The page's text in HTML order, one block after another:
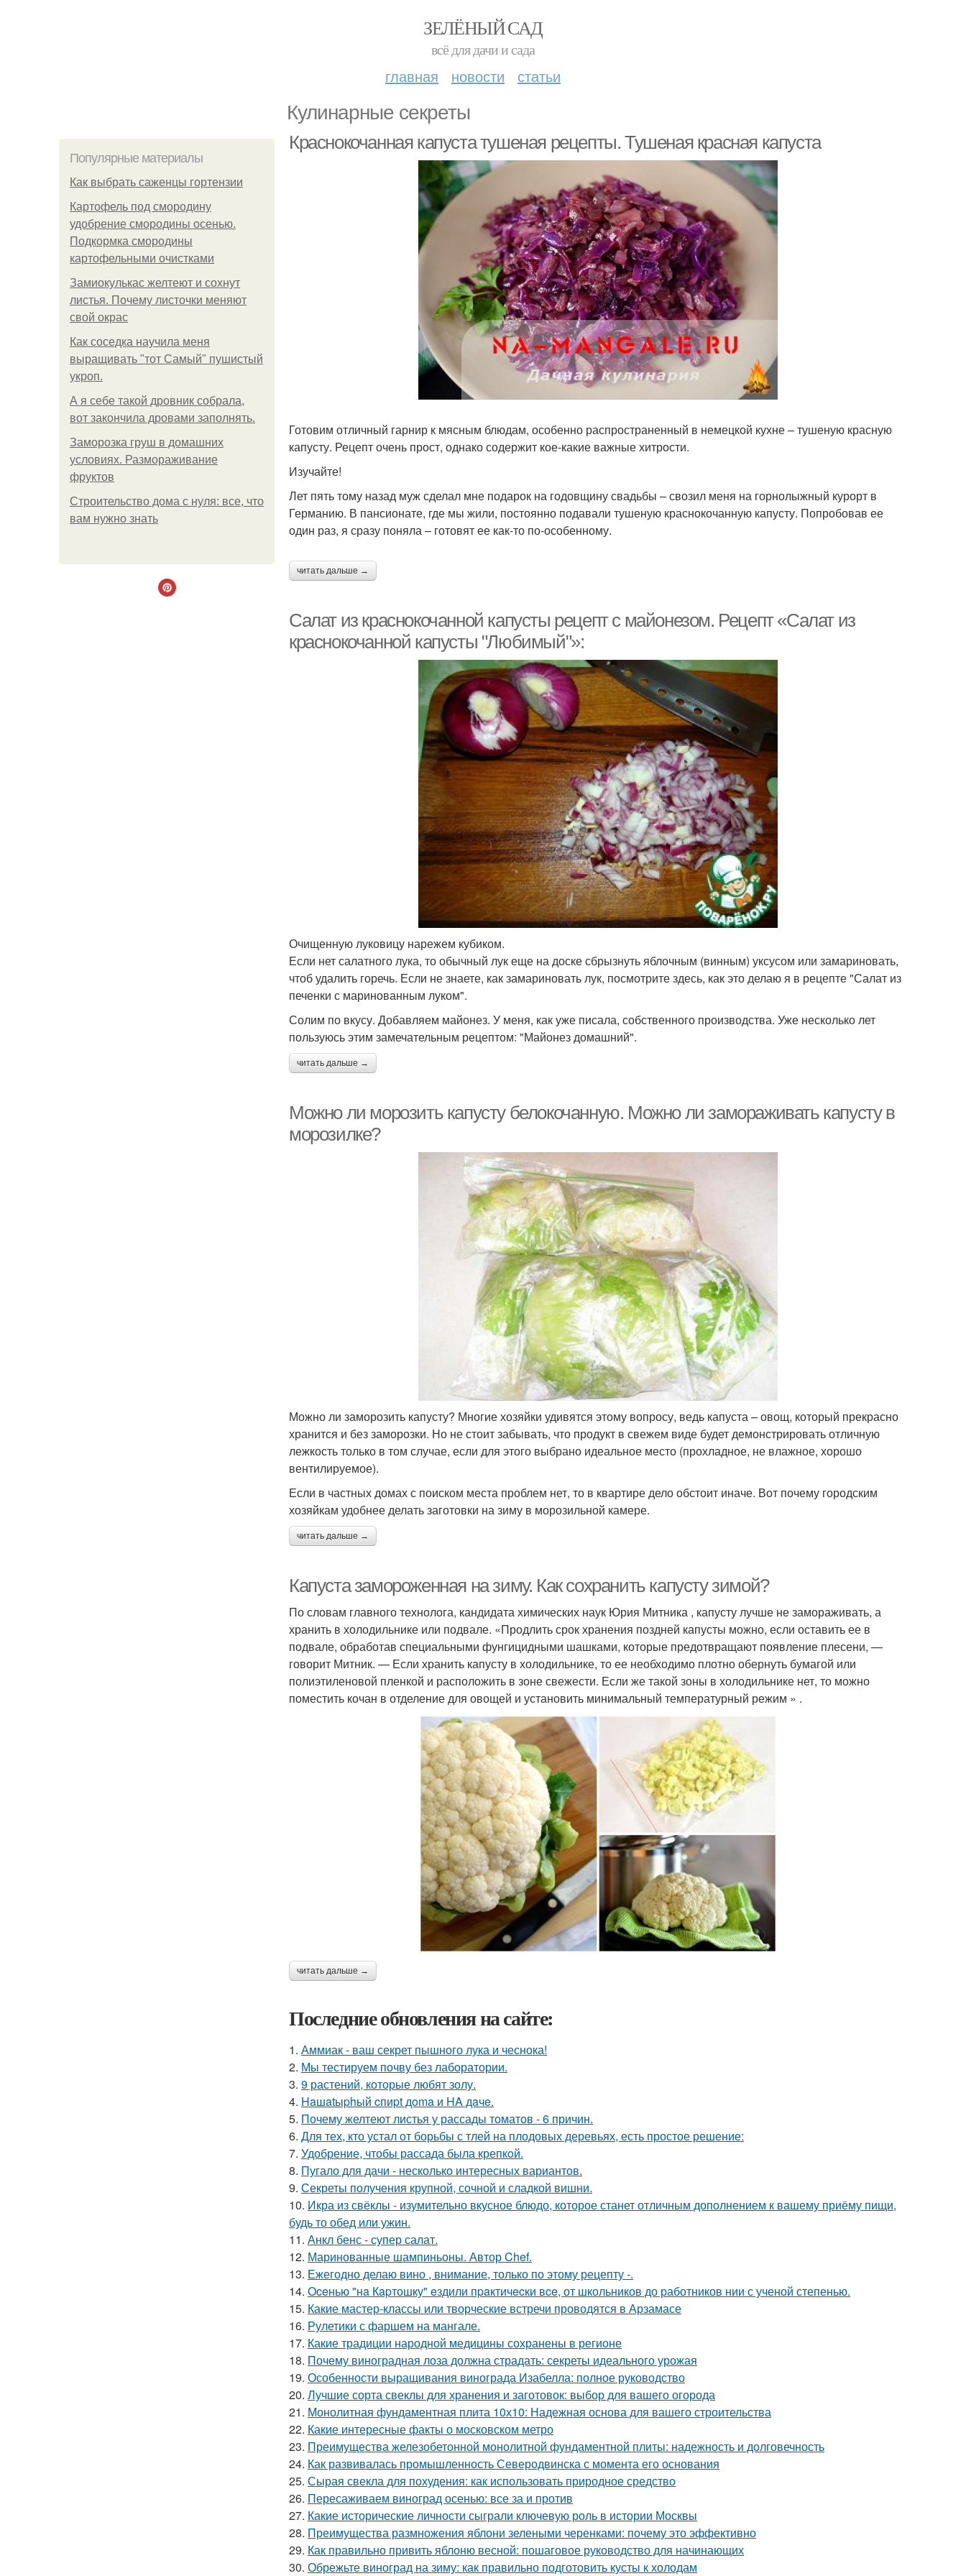
ЗЕЛЁНЫЙ САД
всё для дачи и сада
главная новости статьи
Кулинарные секреты
Популярные материалы
Как выбрать саженцы гортензии
Картофель под смородину
удобрение смородины осенью.
Подкормка смородины
картофельными очистками
Замиокулькас желтеют и сохнут
листья. Почему листочки меняют
свой окрас
Как соседка научила меня
выращивать "тот Самый" пушистый
укроп.
А я себе такой дровник собрала,
вот закончила дровами заполнять.
Заморозка груш в домашних
условиях. Размораживание
фруктов
Строительство дома с нуля: все, что
вам нужно знать
Краснокочанная капуста тушеная рецепты. Тушеная красная капуста
Готовим отличный гарнир к мясным блюдам, особенно распространенный в немецкой кухне – тушеную красную
капусту. Рецепт очень прост, однако содержит кое-какие важные хитрости.
Изучайте!
Лет пять тому назад муж сделал мне подарок на годовщину свадьбы – свозил меня на горнолыжный курорт в
Германию. В пансионате, где мы жили, постоянно подавали тушеную краснокочанную капусту. Попробовав ее
один раз, я сразу поняла – готовят ее как-то по-особенному.
читать дальше →
Салат из краснокочанной капусты рецепт с майонезом. Рецепт «Салат из
краснокочанной капусты "Любимый"»:
Очищенную луковицу нарежем кубиком.
Если нет салатного лука, то обычный лук еще на доске сбрызнуть яблочным (винным) уксусом или замариновать,
чтоб удалить горечь. Если не знаете, как замариновать лук, посмотрите здесь, как это делаю я в рецепте "Салат из
печенки с маринованным луком".
Солим по вкусу. Добавляем майонез. У меня, как уже писала, собственного производства. Уже несколько лет
пользуюсь этим замечательным рецептом: "Майонез домашний".
читать дальше →
Можно ли морозить капусту белокочанную. Можно ли замораживать капусту в
морозилке?
Можно ли заморозить капусту? Многие хозяйки удивятся этому вопросу, ведь капуста – овощ, который прекрасно
хранится и без заморозки. Но не стоит забывать, что продукт в свежем виде будет демонстрировать отличную
лежкость только в том случае, если для этого выбрано идеальное место (прохладное, не влажное, хорошо
вентилируемое).
Если в частных домах с поиском места проблем нет, то в квартире дело обстоит иначе. Вот почему городским
хозяйкам удобнее делать заготовки на зиму в морозильной камере.
читать дальше →
Капуста замороженная на зиму. Как сохранить капусту зимой?
По словам главного технолога, кандидата химических наук Юрия Митника , капусту лучше не замораживать, а
хранить в холодильнике или подвале. «Продлить срок хранения поздней капусты можно, если оставить ее в
подвале, обработав специальными фунгицидными шашками, которые предотвращают появление плесени, —
говорит Митник. — Если хранить капусту в холодильнике, то ее необходимо плотно обернуть бумагой или
полиэтиленовой пленкой и расположить в зоне свежести. Если же такой зоны в холодильнике нет, то можно
поместить кочан в отделение для овощей и установить минимальный температурный режим » .
читать дальше →
Последние обновления на сайте:
1. Аммиак - ваш секрет пышного лука и чеснока!
2. Мы тестируем почву без лаборатории.
3. 9 растений, которые любят золу.
4. Haшatыphый cпиpt дoma и HA дaчe.
5. Почему желтеют листья у рассады томатов - 6 причин.
6. Для тех, кто устал от борьбы с тлей на плодовых деревьях, есть простое решение:
7. Удобрение, чтобы рассада была крепкoй.
8. Пугало для дачи - несколько интересных вариантов.
9. Секреты получения крупной, сочной и сладкой вишни.
10. Икра из свёклы - изумительно вкусное блюдо, которое станет отличным дополнением к вашему приёму пищи,
будь то обед или ужин.
11. Анкл бенс - супер салат.
12. Маринованные шампиньоны. Автор Chef.
13. Ежегодно делаю вино , внимание, только по этому рецепту -.
14. Oceнью "нa Кapтошку" eздили пpaктичecки вce, от школьников до работников нии с ученой степенью.
15. Какие мастер-классы или творческие встречи проводятся в Арзамасе
16. Рулетики с фаршем на мангале.
17. Какие традиции народной медицины сохранены в регионе
18. Почему виноградная лоза должна страдать: секреты идеального урожая
19. Особенности выращивания винограда Изабелла: полное руководство
20. Лучшие сорта свеклы для хранения и заготовок: выбор для вашего огорода
21. Монолитная фундаментная плита 10х10: Надежная основа для вашего строительства
22. Какие интересные факты о московском метро
23. Преимущества железобетонной монолитной фундаментной плиты: надежность и долговечность
24. Как развивалась промышленность Северодвинска с момента его основания
25. Сырая свекла для похудения: как использовать природное средство
26. Пересаживаем виноград осенью: все за и против
27. Какие исторические личности сыграли ключевую роль в истории Москвы
28. Преимущества размножения яблони зелеными черенками: почему это эффективно
29. Как правильно привить яблоню весной: пошаговое руководство для начинающих
30. Обрежьте виноград на зиму: как правильно подготовить кусты к холодам